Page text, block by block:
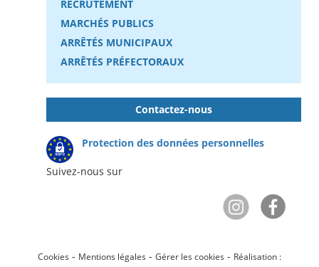
RECRUTEMENT
MARCHÉS PUBLICS
ARRÊTÉS MUNICIPAUX
ARRÊTÉS PRÉFECTORAUX
Contactez-nous
Protection des données personnelles
Suivez-nous sur
Cookies - Mentions légales - Gérer les cookies - Réalisation :